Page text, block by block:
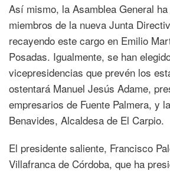
Así mismo, la Asamblea General
miembros de la nueva Junta
recayendo este cargo en Emilio
Posadas. Igualmente, se han
vicepresidencias que prevén los
ostentará Manuel Jesús Adame,
empresarios de Fuente Palmera, y
Benavides, Alcaldesa de El Carpio.
El presidente saliente, Francisco
Villafranca de Córdoba, que ha